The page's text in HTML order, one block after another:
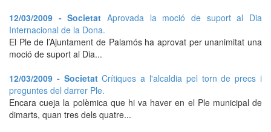
12/03/2009 - Societat Aprovada la moció de suport al Dia
Internacional de la Dona.
El Ple de l’Ajuntament de Palamós ha aprovat per unanimitat una
moció de suport al Dia...
12/03/2009 - SocietatCrítiques a l'alcaldia pel torn de precs i
preguntes del darrer Ple.
Encara cueja la polèmica que hi va haver en el Ple municipal de
dimarts, quan tres dels quatre...